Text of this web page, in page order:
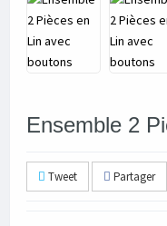
Ensemble 2
Tweet Partager